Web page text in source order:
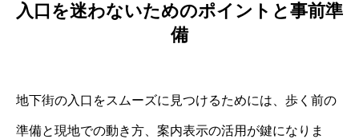
入口を迷わないためのポイントと事前準
備
地下街の入口をスムーズに見つけるためには、歩く前の
準備と現地での動き方、案内表示の活用が鍵になりま